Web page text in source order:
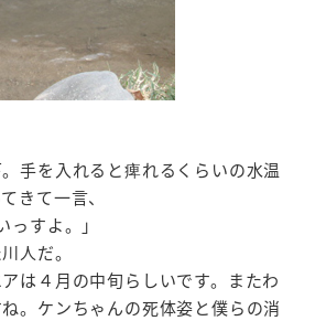
手を入れると痺れるくらいの水温
きて一言、
すよ。」
人だ。
は４月の中旬らしいです。またわ
。ケンちゃんの死体姿と僕らの消